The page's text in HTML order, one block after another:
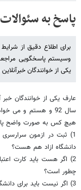
پاسخ به
وسیستم پاسخگویی
یکی از خوانندگان
عارف یکی از خوانندگان
هیچ کس به صورت واضح
1) ثبت در ازمون
دانشگاه ازاد هم هست؟
2) اگر هست باید کارت
چطور است؟
3) اگر نیست باید برای دانشگاه ازاد چطور ثبت نام کنیم؟